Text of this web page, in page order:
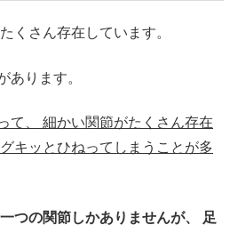
くさん存在しています。
あります。
て、
細かい関節がたくさん存在
グキッとひねってしまうことが多
つの関節しかありませんが、
足